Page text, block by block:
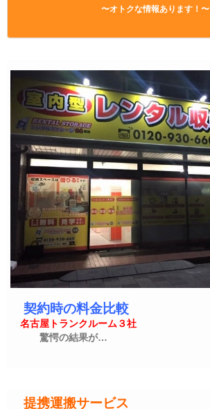
〜オトクな情報あります！〜
契約時の料金比較
名古屋トランクルーム３社
驚愕の結果が…
提携運搬サービス